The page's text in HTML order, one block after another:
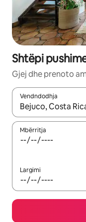
Shtëpi
Gjej dhe prenoto
Vendndodhja
Kur rezultatet të
Mbërritja
Largimi